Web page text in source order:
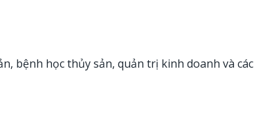
bệnh học thủy sản, quản trị kinh doanh và các